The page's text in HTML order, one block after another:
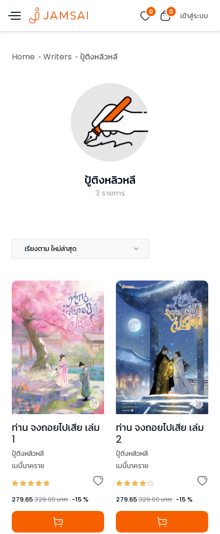
0 0 เข้าสู่ระบบ
Home Writers ปู้ติงหลิวหลี
ปู้ติงหลิวหลี
3 รายการ
เรียงตาม ใหม่ล่าสุด
ท่าน จงถอยไปเสีย เล่ม
1
ปู้ติงหลิวหลี
เบบี้นาคราช
279.65329.00บาท -15 %
ท่าน จงถอยไปเสีย เล่ม
2
ปู้ติงหลิวหลี
เบบี้นาคราช
279.65329.00บาท -15 %